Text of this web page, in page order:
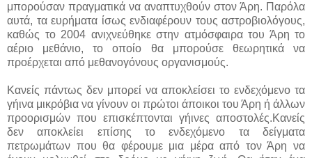
μπορούσαν πραγματικά να αναπτυχθούν στον Άρη. Παρόλα
αυτά, τα ευρήματα ίσως ενδιαφέρουν τους αστροβιολόγους,
καθώς το 2004 ανιχνεύθηκε στην ατμόσφαιρα του Άρη το
αέριο μεθάνιο, το οποίο θα μπορούσε θεωρητικά να
προέρχεται από μεθανογόνους οργανισμούς.
Κανείς πάντως δεν μπορεί να αποκλείσει το ενδεχόμενο τα
γήινα μικρόβια να γίνουν οι πρώτοι άποικοι του Άρη ή άλλων
προορισμών που επισκέπτονται γήινες αποστολές.Κανείς
δεν αποκλείει επίσης το ενδεχόμενο τα δείγματα
πετρωμάτων που θα φέρουμε μια μέρα από τον Άρη να